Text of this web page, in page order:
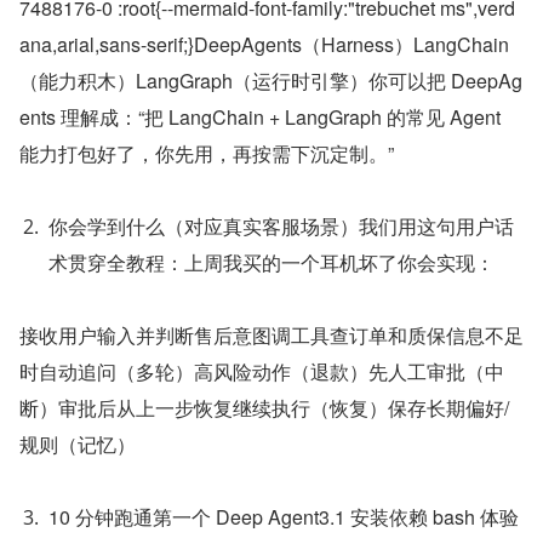
7488176-0 :root{--mermaid-font-family:"trebuchet ms",verd
ana,arial,sans-serif;}DeepAgents（Harness）LangChain
（能力积木）LangGraph（运行时引擎）你可以把 DeepAg
ents 理解成：“把 LangChain + LangGraph 的常见 Agent
能力打包好了，你先用，再按需下沉定制。”
你会学到什么（对应真实客服场景）我们用这句用户话
术贯穿全教程：上周我买的一个耳机坏了你会实现：
接收用户输入并判断售后意图调工具查订单和质保信息不足
时自动追问（多轮）高风险动作（退款）先人工审批（中
断）审批后从上一步恢复继续执行（恢复）保存长期偏好/
规则（记忆）
10 分钟跑通第一个 Deep Agent3.1 安装依赖 bash 体验